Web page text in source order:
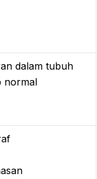
dalam tubuh
normal